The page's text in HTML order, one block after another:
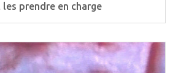
prendre en charge